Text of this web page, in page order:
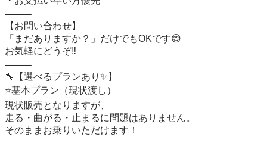
⸻
【お問い合わせ】
「まだありますか？」だけでもOKです😊
お気軽にどうぞ‼️
⸻
🔧【選べるプランあり✨】
⭐️基本プラン（現状渡し）
現状販売となりますが、
走る・曲がる・止まるに問題はありません。
そのままお乗りいただけます！